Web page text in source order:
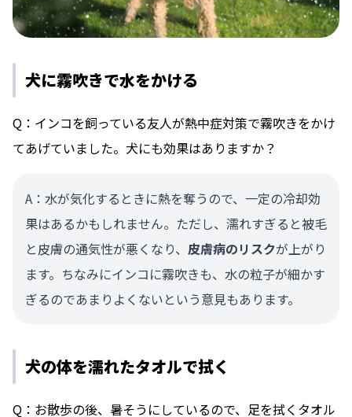
犬に霧吹きで水をかける
Q：インコを飼っている友人が熱中症対策で霧吹きをかけ
てあげていました。犬にも効果はありますか？
A：水が気化するときに熱を奪うので、一定の冷却効
果はあるかもしれません。ただし、濡れすぎると被毛
と皮膚の通気性が悪くなり、 皮膚病のリスクが上がり
ます。ちなみにインコに霧吹きも、水の粒子が細かす
ぎるのであまりよくないという意見もあります。
犬の体を濡れたタオルで拭く
Q：お散歩の後、暑そうにしているので、足を拭くタオル